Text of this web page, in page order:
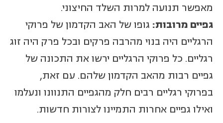
מאפשר תנועה למרות השלד החיצוני.
גפיים מרובות: גופו של האב הקדמון של פרוקי
הרגליים היה בנוי מהרבה פרקים ובכל פרק היה זוג
רגליים. כל פרוקי הרגליים ירשו את התכונה של
גפיים רבות מהאב הקדמון שלהם. עם זאת,
בפרוקי רגליים רבים חלק מהגפיים התנוונו ונעלמו
ואילו גפיים אחרות התמיינו לצורות חדשות.